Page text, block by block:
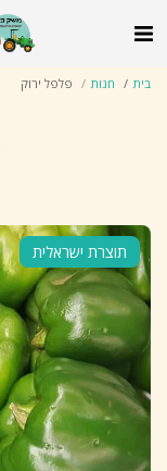
בית חנות פלפל ירוק
תוצרת ישראלית